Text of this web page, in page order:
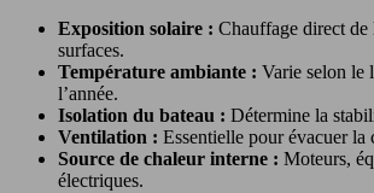
Exposition solaire : Chauffage direct de
surfaces.
Température ambiante : Varie selon le
l’année.
Isolation du bateau : Détermine la
Ventilation : Essentielle pour évacuer la
Source de chaleur interne : Moteurs,
électriques.